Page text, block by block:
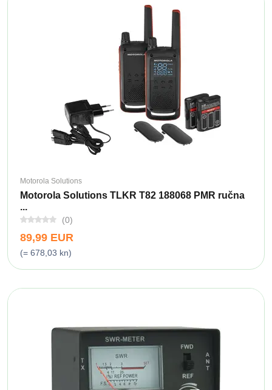
Motorola Solutions
Motorola Solutions TLKR T82 188068 PMR ručna
...
(0)
89,99 EUR
(= 678,03 kn)